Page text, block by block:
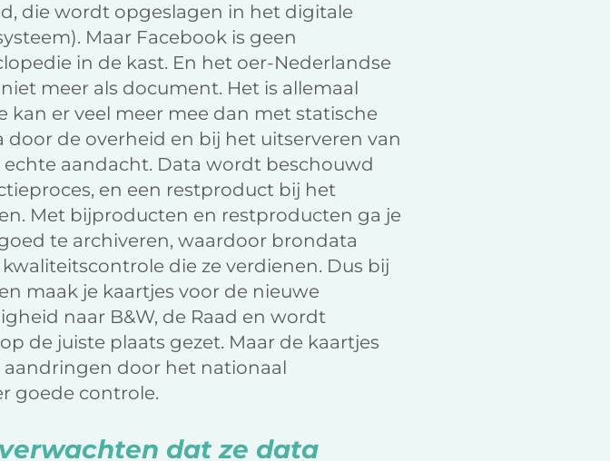
die wordt opgeslagen in het digitale
Maar Facebook is geen
in de kast. En het oer-Nederlandse
meer als document. Het is allemaal
er veel meer mee dan met statische
de overheid en bij het uitserveren van
aandacht. Data wordt beschouwd
en een restproduct bij het
Met bijproducten en restproducten ga je
te archiveren, waardoor brondata
die ze verdienen. Dus bij
maak je kaartjes voor de nieuwe
naar B&W, de Raad en wordt
de juiste plaats gezet. Maar de kaartjes
door het nationaal
goede controle.
dat ze data